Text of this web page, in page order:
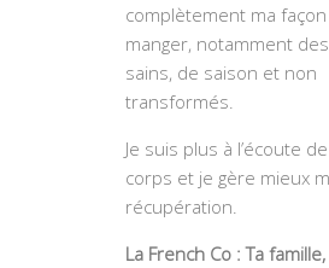
complètement ma
manger, notamment
sains, de saison et non
transformés.
Je suis plus à l’écoute
corps et je gère mieux
récupération.
La French Co : Ta